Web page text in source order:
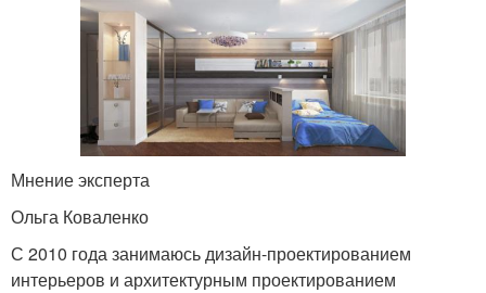
Мнение эксперта
Ольга Коваленко
С 2010 года занимаюсь дизайн-проектированием
интерьеров и архитектурным проектированием